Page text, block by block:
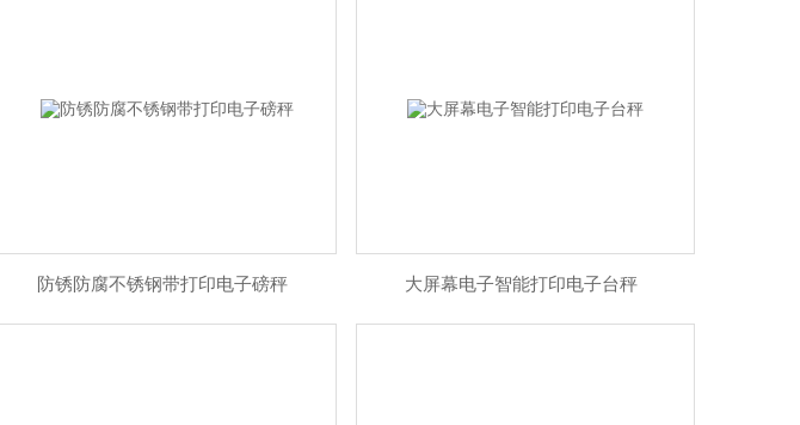
防锈防腐不锈钢带打印电子磅秤 大屏幕电子智能打印电子台秤